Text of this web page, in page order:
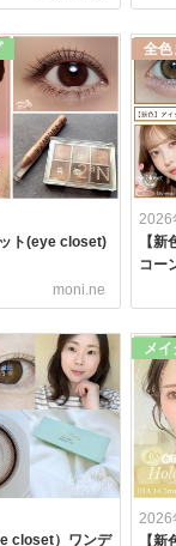
ト(eye closet)
moni.ne
全色
2026
【
コー
closet）ワンデ
メ
2026
【